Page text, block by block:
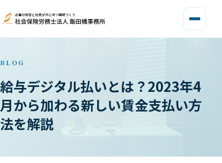
BLOG
給与デジタル払いとは？2023年4
月から加わる新しい賃金支払い方
法を解説